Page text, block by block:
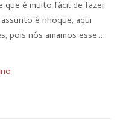
que é muito fácil de fazer
é nhoque, aqui
pois nós amamos esse…